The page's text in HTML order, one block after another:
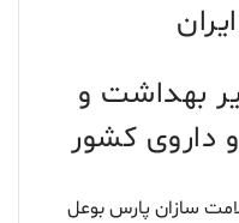
بهداشت و
داروی کشور
سازان پارس بوعل